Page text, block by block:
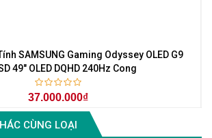
SAMSUNG Gaming Odyssey OLED G9
49" OLED DQHD 240Hz Cong
37.000.000₫
CÙNG LOẠI